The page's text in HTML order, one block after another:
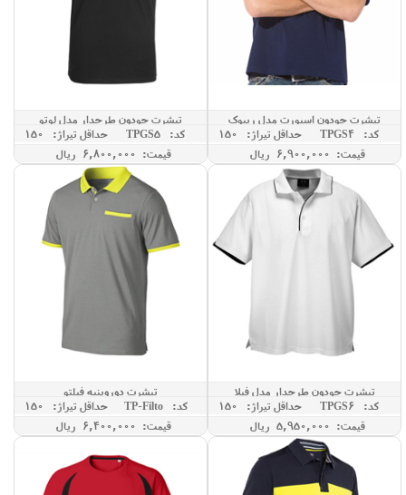
تیشرت جودون اسپورت مدل ریبوک
کد: TPGS4
حداقل تيراژ: 150
قیمت: 6,900,000 ريال
تیشرت جودون طرحدار مدل لوتو
کد: TPGS5
حداقل تيراژ: 150
قیمت: 6,800,000 ريال
تیشرت جودون طرحدار مدل فیلا
کد: TPGS6
حداقل تيراژ: 150
قیمت: 5,950,000 ريال
تیشرت دوروپنبه فیلتو
کد: TP-Filto
حداقل تيراژ: 150
قیمت: 6,400,000 ريال